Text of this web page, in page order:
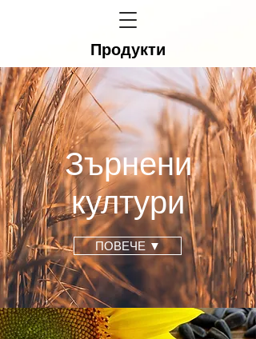
Продукти
Зърнени
култури
ПОВЕЧЕ ▼